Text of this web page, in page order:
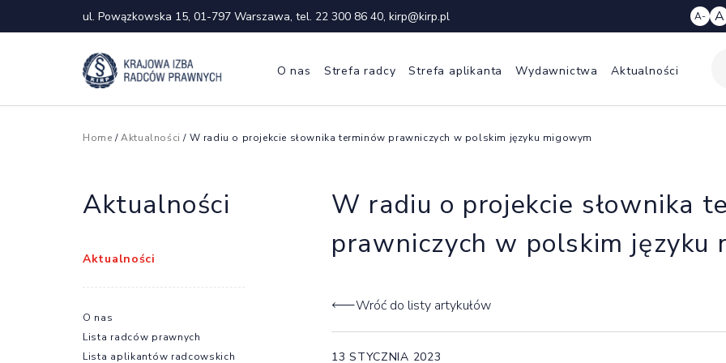
ul. Powązkowska 15, 01-797 Warszawa, tel. 22 300 86 40, kirp@kirp.pl A- A
O nas Strefa radcy Strefa aplikanta Wydawnictwa Aktualności
Home /Aktualności / W radiu o projekcie słownika terminów prawniczych w polskim języku migowym
W radiu o projekcie słownika
prawniczych w polskim języku
Wróć do listy artykułów
13 STYCZNIA 2023
Aktualności
Aktualności
O nas
Lista radców prawnych
Lista aplikantów radcowskich